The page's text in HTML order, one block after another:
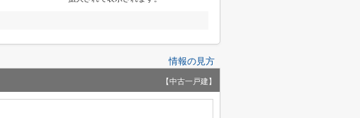
情報の見方
【中古一戸建】